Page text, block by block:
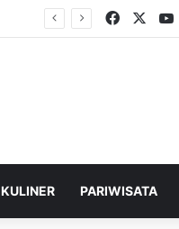
Facebook
KULINER PARIWISATA